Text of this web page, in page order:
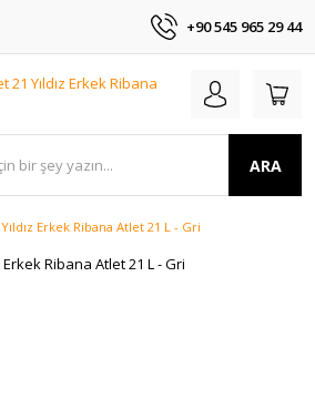
+90 545 965 29 44
ARA
Yıldız Erkek Ribana Atlet 21 L - Gri